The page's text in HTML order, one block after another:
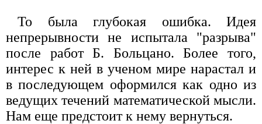
То была глубокая ошибка. Идея
непрерывности не испытала "разрыва"
после работ Б. Больцано. Более того,
интерес к ней в ученом мире нарастал и
в последующем оформился как одно из
ведущих течений математической мысли.
Нам еще предстоит к нему вернуться.